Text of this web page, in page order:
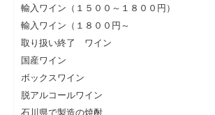
輸入ワイン（１５００～１８００円）
輸入ワイン（１８００円～
取り扱い終了 ワイン
国産ワイン
ボックスワイン
脱アルコールワイン
石川県で製造の焼酎